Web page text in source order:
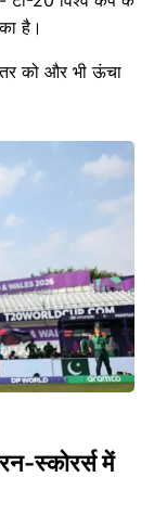
है।
को और भी ऊंचा
स्कोरर्स में